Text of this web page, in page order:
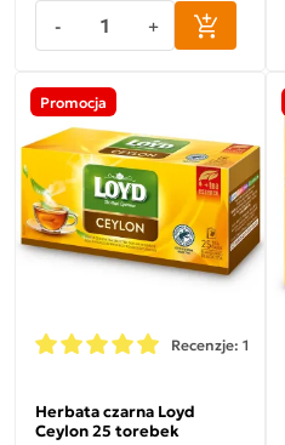
- +
Promocja
Recenzje: 1
Herbata czarna Loyd
Ceylon 25 torebek